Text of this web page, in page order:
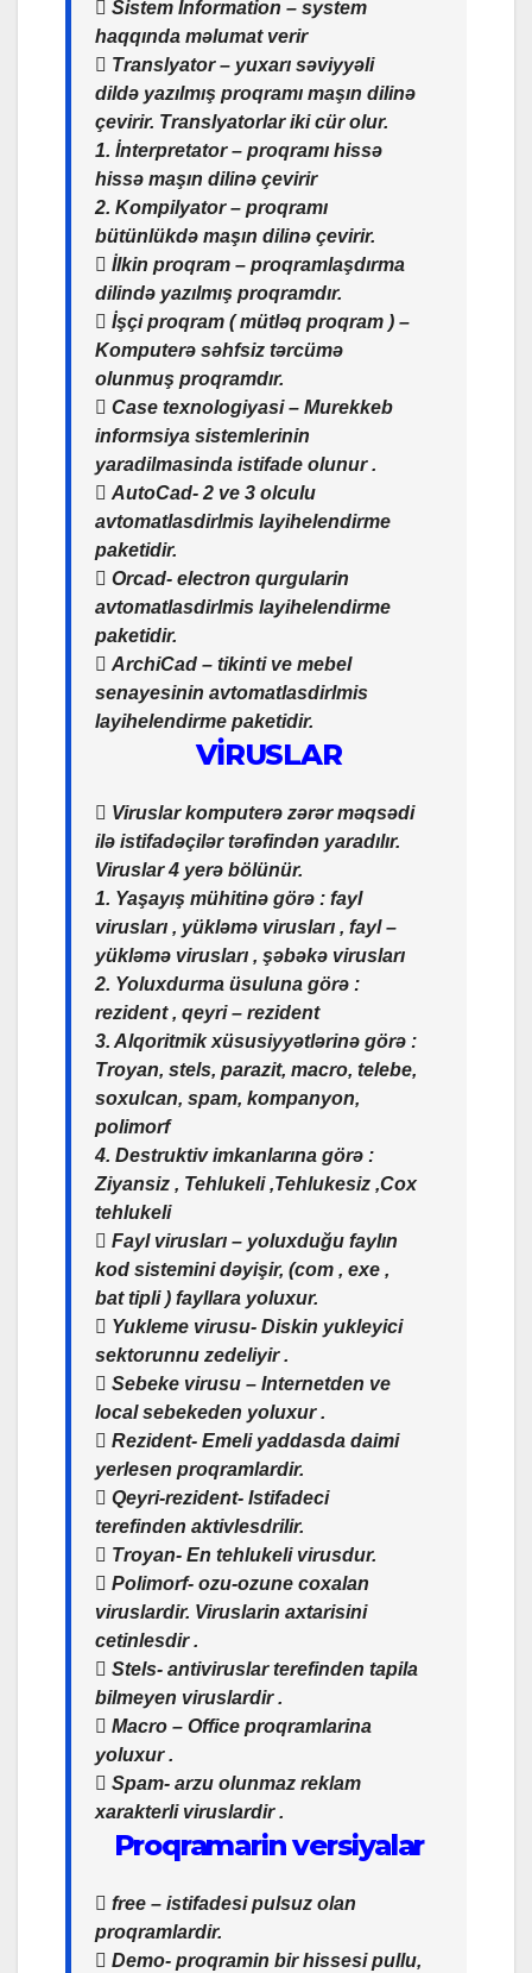
 Sistem Information – system
haqqında məlumat verir
 Translyator – yuxarı səviyyəli
dildə yazılmış proqramı maşın dilinə
çevirir. Translyatorlar iki cür olur.
1. İnterpretator – proqramı hissə
hissə maşın dilinə çevirir
2. Kompilyator – proqramı
bütünlükdə maşın dilinə çevirir.
 İlkin proqram – proqramlaşdırma
dilində yazılmış proqramdır.
 İşçi proqram ( mütləq proqram ) –
Komputerə səhfsiz tərcümə
olunmuş proqramdır.
 Case texnologiyasi – Murekkeb
informsiya sistemlerinin
yaradilmasinda istifade olunur .
 AutoCad- 2 ve 3 olculu
avtomatlasdirlmis layihelendirme
paketidir.
 Orcad- electron qurgularin
avtomatlasdirlmis layihelendirme
paketidir.
 ArchiCad – tikinti ve mebel
senayesinin avtomatlasdirlmis
layihelendirme paketidir.
VİRUSLAR
 Viruslar komputerə zərər məqsədi
ilə istifadəçilər tərəfindən yaradılır.
Viruslar 4 yerə bölünür.
1. Yaşayış mühitinə görə : fayl
virusları , yükləmə virusları , fayl –
yükləmə virusları , şəbəkə virusları
2. Yoluxdurma üsuluna görə :
rezident , qeyri – rezident
3. Alqoritmik xüsusiyyətlərinə görə :
Troyan, stels, parazit, macro, telebe,
soxulcan, spam, kompanyon,
polimorf
4. Destruktiv imkanlarına görə :
Ziyansiz , Tehlukeli ,Tehlukesiz ,Cox
tehlukeli
 Fayl virusları – yoluxduğu faylın
kod sistemini dəyişir, (com , exe ,
bat tipli ) fayllara yoluxur.
 Yukleme virusu- Diskin yukleyici
sektorunnu zedeliyir .
 Sebeke virusu – Internetden ve
local sebekeden yoluxur .
 Rezident- Emeli yaddasda daimi
yerlesen proqramlardir.
 Qeyri-rezident- Istifadeci
terefinden aktivlesdrilir.
 Troyan- En tehlukeli virusdur.
 Polimorf- ozu-ozune coxalan
viruslardir. Viruslarin axtarisini
cetinlesdir .
 Stels- antiviruslar terefinden tapila
bilmeyen viruslardir .
 Macro – Office proqramlarina
yoluxur .
 Spam- arzu olunmaz reklam
xarakterli viruslardir .
Proqramarin versiyalar
 free – istifadesi pulsuz olan
proqramlardir.
 Demo- proqramin bir hissesi pullu,